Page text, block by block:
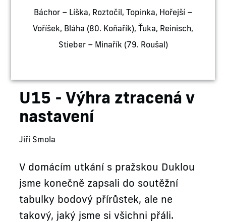
Báchor – Líška, Roztočil, Topinka, Hořejší –
Voříšek, Bláha (80. Koňařík), Ťuka, Reinisch,
Stieber – Minařík (79. Roušal)
U15 - Výhra ztracená v
nastavení
Jiří Smola
V domácím utkání s pražskou Duklou
jsme konečně zapsali do soutěžní
tabulky bodový přírůstek, ale ne
takový, jaký jsme si všichni přáli.